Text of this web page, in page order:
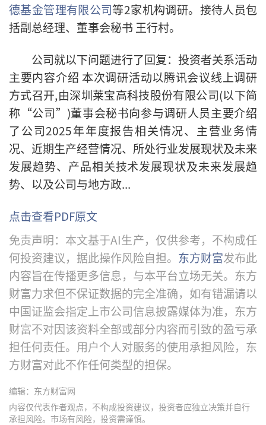
德基金管理有限公司等2家机构调研。 接待人员包
括副总经理、董事会秘书 王行村。
公司就以下问题进行了回复： 投资者关系活动
主要内容介绍 本次调研活动以腾讯会议线上调研
方式召开,由深圳莱宝高科技股份有限公司(以下简
称“公司”)董事会秘书向参与调研人员主要介绍
了公司2025年年度报告相关情况、主营业务情
况、近期生产经营情况、所处行业发展现状及未来
发展趋势、产品相关技术发展现状及未来发展趋
势、以及公司与地方政...
点击查看PDF原文
免责声明：本文基于AI生产，仅供参考，不构成任
何投资建议，据此操作风险自担。 东方财富发布此
内容旨在传播更多信息，与本平台立场无关。东方
财富力求但不保证数据的完全准确，如有错漏请以
中国证监会指定上市公司信息披露媒体为准，东方
财富不对因该资料全部或部分内容而引致的盈亏承
担任何责任。用户个人对服务的使用承担风险，东
方财富对此不作任何类型的担保。
编辑：东方财富网
内容仅代表作者观点，不构成投资建议，投资者应独立决策并自行
承担风险。市场有风险，投资需谨慎。